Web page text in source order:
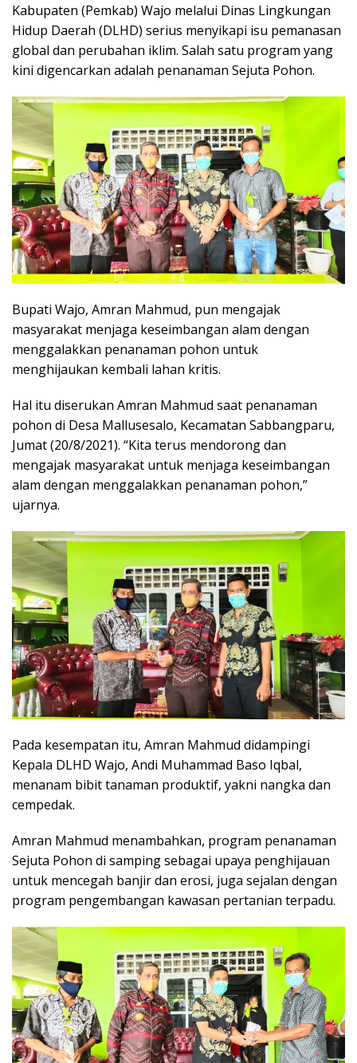
Kabupaten (Pemkab) Wajo melalui Dinas Lingkungan
Hidup Daerah (DLHD) serius menyikapi isu pemanasan
global dan perubahan iklim. Salah satu program yang
kini digencarkan adalah penanaman Sejuta Pohon.
Bupati Wajo, Amran Mahmud, pun mengajak
masyarakat menjaga keseimbangan alam dengan
menggalakkan penanaman pohon untuk
menghijaukan kembali lahan kritis.
Hal itu diserukan Amran Mahmud saat penanaman
pohon di Desa Mallusesalo, Kecamatan Sabbangparu,
Jumat (20/8/2021). “Kita terus mendorong dan
mengajak masyarakat untuk menjaga keseimbangan
alam dengan menggalakkan penanaman pohon,”
ujarnya.
Pada kesempatan itu, Amran Mahmud didampingi
Kepala DLHD Wajo, Andi Muhammad Baso Iqbal,
menanam bibit tanaman produktif, yakni nangka dan
cempedak.
Amran Mahmud menambahkan, program penanaman
Sejuta Pohon di samping sebagai upaya penghijauan
untuk mencegah banjir dan erosi, juga sejalan dengan
program pengembangan kawasan pertanian terpadu.